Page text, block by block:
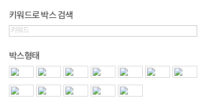
키워드로 박스 검색
박스형태